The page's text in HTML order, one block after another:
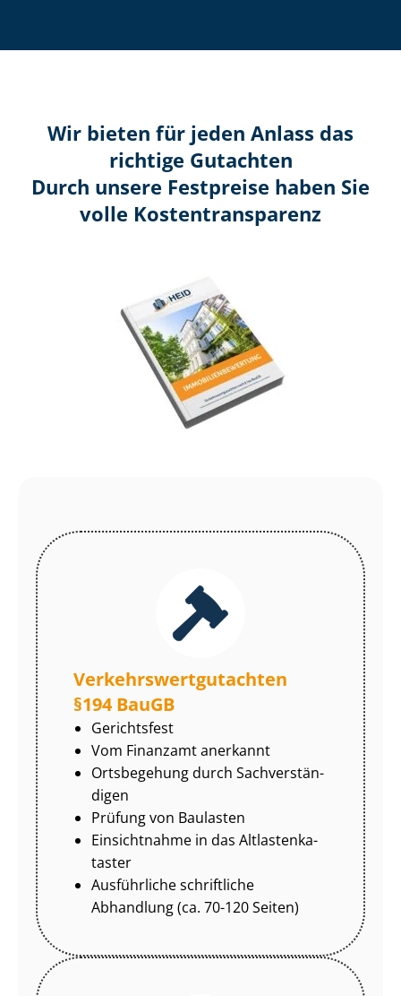
Wir bieten für jeden Anlass das
richtige Gutachten
Durch unsere Festpreise haben Sie
volle Kosten­transparenz
Ver­kehrs­wert­gut­ach­ten
§194 BauGB
Gerichtsfest
Vom Finanzamt anerkannt
Ortsbegehung durch Sach­ver­stän­
di­gen
Prüfung von Baulasten
Einsichtnahme in das Alt­las­ten­ka­
tas­ter
Ausführliche schriftliche
Abhandlung (ca. 70-120 Seiten)